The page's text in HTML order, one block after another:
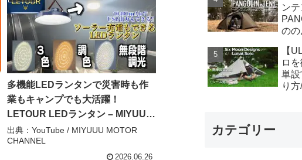
多機能LEDランタンで災害時も作
業もキャンプでも大活躍！
LETOUR LEDランタン – MIYUUU
MOTOR CHANNEL
出典：YouTube / MIYUUU MOTOR
CHANNEL
2026.06.26
ア
【
ー
ン
の
【
ロ
単
り
カテゴリー